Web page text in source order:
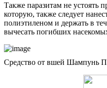
Также паразитам не устоять
которую, также следует
полиэтиленом и держать в
вычесать погибших
Средство от вшей Шампунь